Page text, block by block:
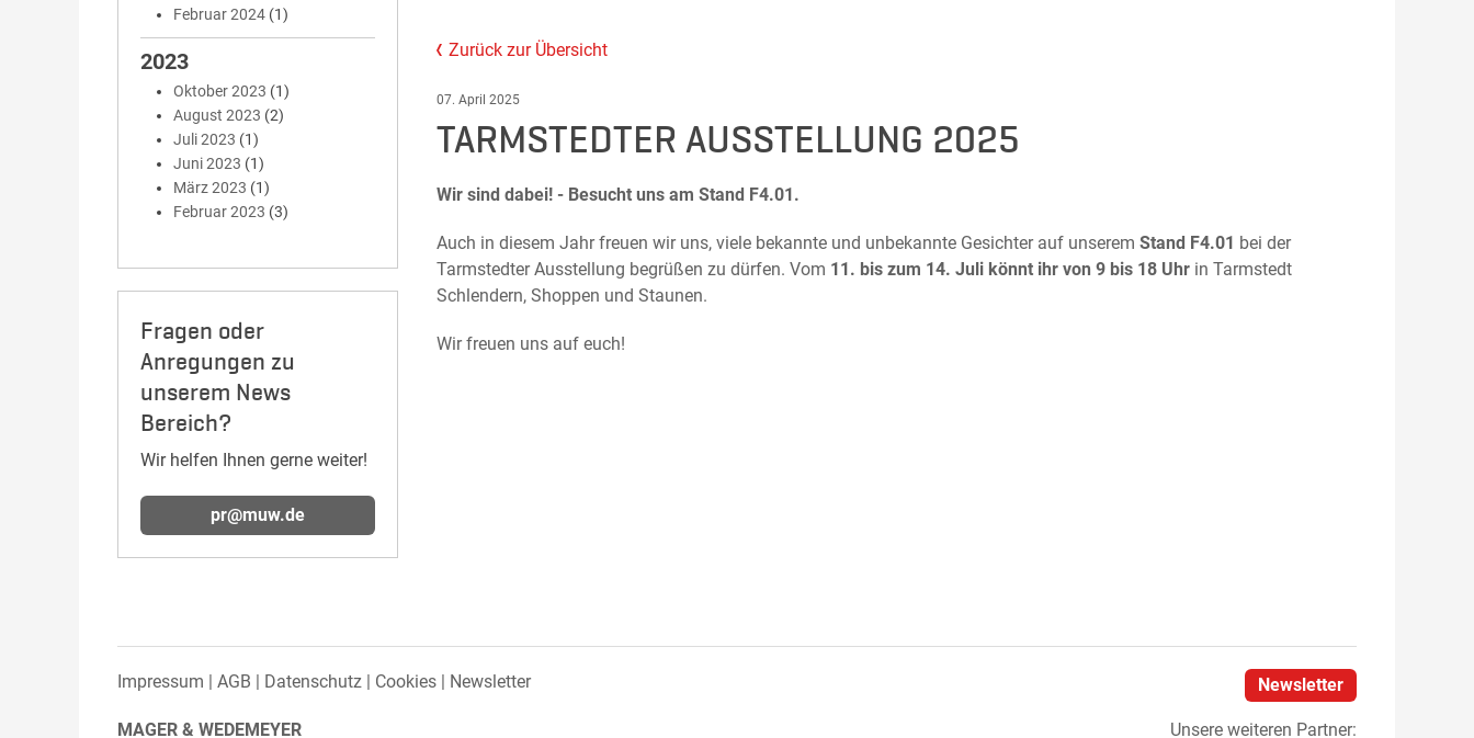
Zurück zur Übersicht
07. April 2025
TARMSTEDTER AUSSTELLUNG 2025
Wir sind dabei! - Besucht uns am Stand F4.01.
Auch in diesem Jahr freuen wir uns, viele bekannte und unbekannte Gesichter auf unseremStand F4.01 bei der
Tarmstedter Ausstellung begrüßen zu dürfen. Vom 11. bis zum 14. Juli könnt ihr von 9 bis 18 Uhr in Tarmstedt
Schlendern, Shoppen und Staunen.
Wir freuen uns auf euch!
Februar 2024 (1)
2023
Oktober 2023 (1)
August 2023 (2)
Juli 2023 (1)
Juni 2023 (1)
März 2023 (1)
Februar 2023 (3)
Fragen oder
Anregungen zu
unserem News
Bereich?
Wir helfen Ihnen gerne weiter!
pr@muw.de
Impressum AGB Datenschutz Cookies Newsletter Newsletter
MAGER & WEDEMEYER Unsere weiteren Partner: